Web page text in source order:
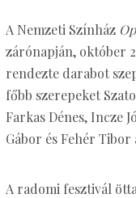
A Nemzeti Színház
zárónapján, október
rendezte darabot
főbb szerepeket
Farkas Dénes, Incze
Gábor és Fehér
A radomi fesztivál